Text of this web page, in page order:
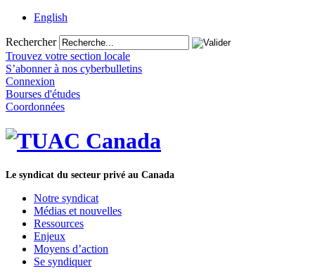
English
Rechercher
Trouvez votre section locale
S’abonner à nos cyberbulletins
Connexion
Bourses d'études
Coordonnées
Le syndicat du secteur privé au Canada
Notre syndicat
Médias et nouvelles
Ressources
Enjeux
Moyens d’action
Se syndiquer